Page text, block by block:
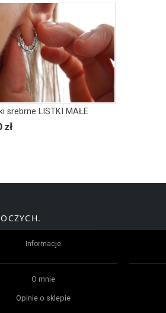
srebrne LISTKI MAŁE
zł
Informacje
O mnie
Opinie o sklepie